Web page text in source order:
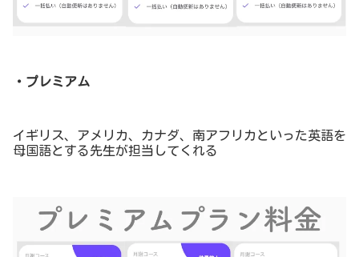
・プレミアム
イギリス、アメリカ、カナダ、南アフリカといった英語を
母国語とする先生が担当してくれる